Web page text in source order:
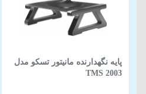
پایه نگهدارنده مانیتور تسکو مدل
TMS 2003